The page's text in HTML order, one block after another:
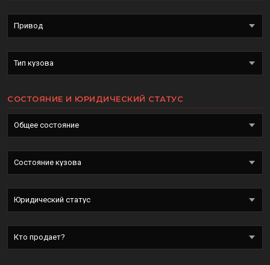
СОСТОЯНИЕ И ЮРИДИЧЕСКИЙ СТАТУС